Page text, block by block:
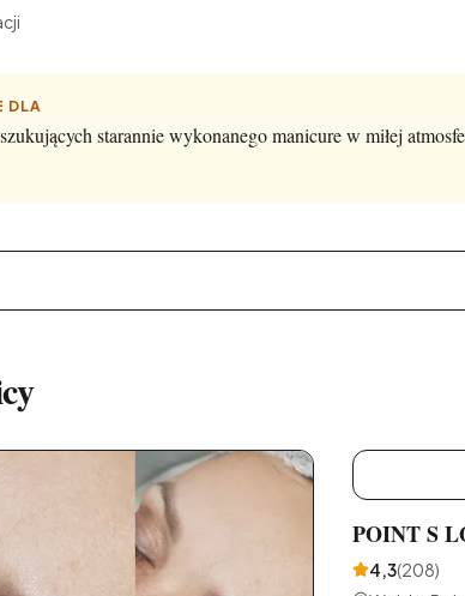
DLA
starannie wykonanego manicure w miłej
POINT S
4,3(208)